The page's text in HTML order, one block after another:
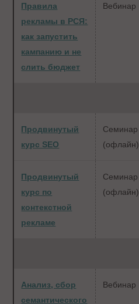
Правила
рекламы в РСЯ:
как запустить
кампанию и не
слить бюджет
Вебинар
Продвинутый
курс SEO
Семинар
(офлайн)
Продвинутый
курс по
контекстной
рекламе
Семинар
(офлайн)
Анализ, сбор
семантического
Вебинар